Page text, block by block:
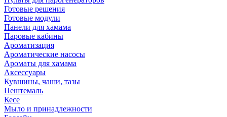
Готовые решения
Готовые модули
Панели для хамама
Паровые кабины
Ароматизация
Ароматические насосы
Ароматы для хамама
Аксессуары
Кувшины, чаши, тазы
Пештемаль
Кесе
Мыло и принадлежности